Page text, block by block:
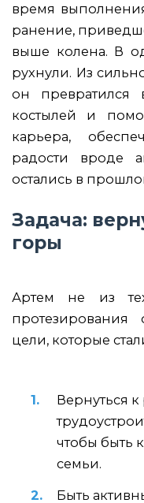
время
ранение,
выше колена. В
рухнули. Из
он превратился
костылей и
карьера,
радости вроде
остались в
Задача:
горы
Артем не из
цели, которые
Вернуться
чтобы быть
семьи.
Быть